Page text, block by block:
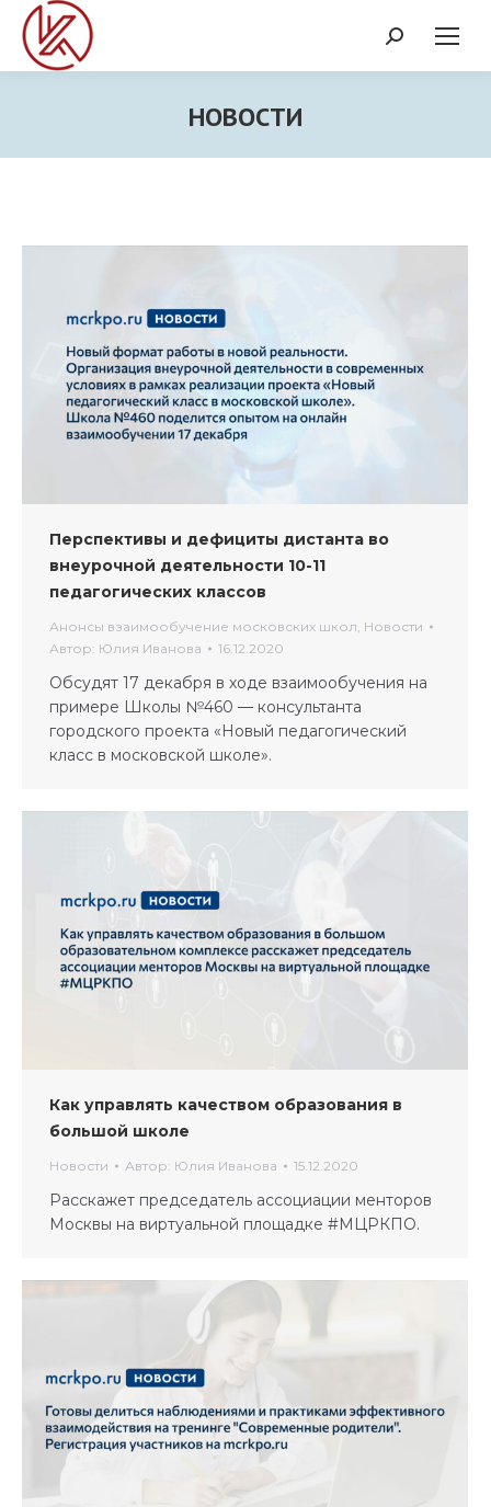
Поиск:
НОВОСТИ
Перспективы и дефициты дистанта во
внеурочной деятельности 10-11
педагогических классов
Анонсы взаимообучение московских школ, Новости
Автор: Юлия Иванова 16.12.2020
Обсудят 17 декабря в ходе взаимообучения на
примере Школы №460 — консультанта
городского проекта «Новый педагогический
класс в московской школе».
Как управлять качеством образования в
большой школе
Новости Автор: Юлия Иванова 15.12.2020
Расскажет председатель ассоциации менторов
Москвы на виртуальной площадке #МЦРКПО.